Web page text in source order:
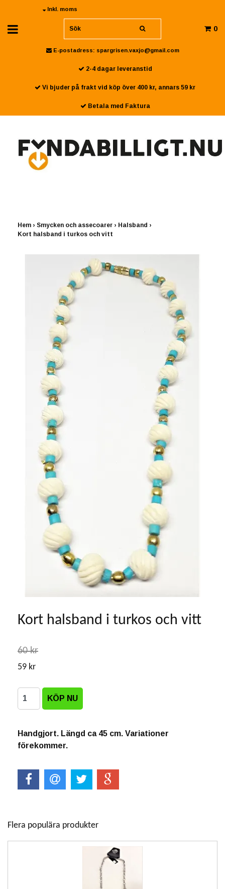
Inkl. moms
0
E-postadress: spargrisen.vaxjo@gmail.com
2-4 dagar leveranstid
Vi bjuder på frakt vid köp över 400 kr, annars 59 kr
Betala med Faktura
Hem › Smycken och assecoarer › Halsband ›
Kort halsband i turkos och vitt
Kort halsband i turkos och vitt
60 kr
59 kr
Handgjort. Längd ca 45 cm. Variationer
förekommer.
Flera populära produkter